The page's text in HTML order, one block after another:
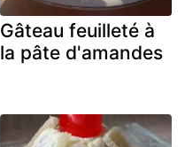
Gâteau feuilleté à
la pâte d'amandes